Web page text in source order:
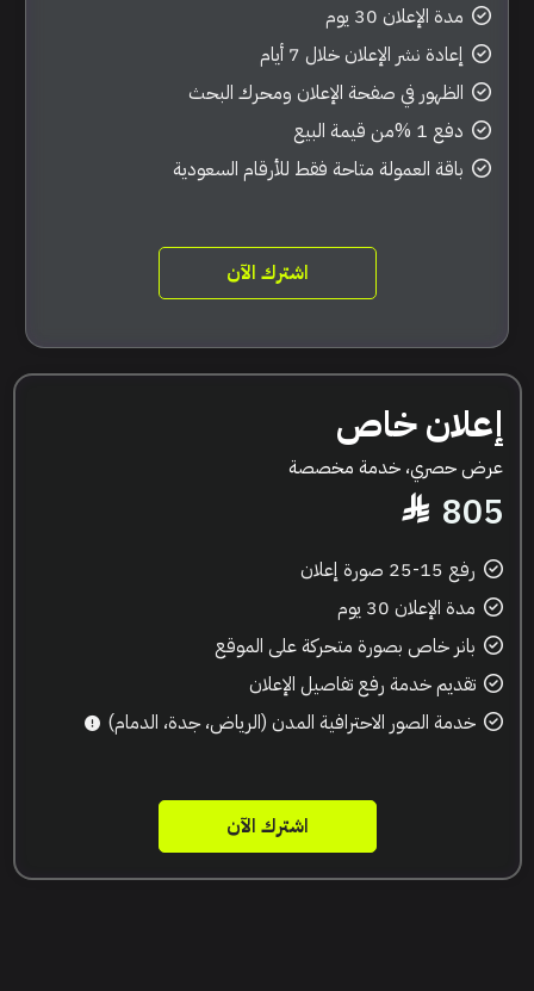
مدة الإعلان 30 يوم
إعادة نشر الإعلان خلال 7 أيام
الظهور في صفحة الإعلان ومحرك البحث
دفع 1 %من قيمة البيع
باقة العمولة متاحة فقط للأرقام السعودية
اشترك الآن
إعلان خاص
عرض حصري، خدمة مخصصة
805
رفع 15-25 صورة إعلان
مدة الإعلان 30 يوم
بانر خاص بصورة متحركة على الموقع
تقديم خدمة رفع تفاصيل الإعلان
خدمة الصور الاحترافية المدن (الرياض، جدة، الدمام)
اشترك الآن